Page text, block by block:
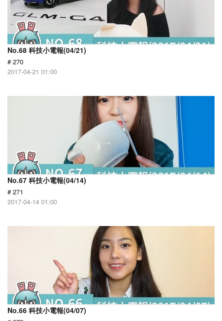
No.68 科技小電報(04/21)
# 270
2017-04-21 01:00
No.67 科技小電報(04/14)
# 271
2017-04-14 01:00
No.66 科技小電報(04/07)